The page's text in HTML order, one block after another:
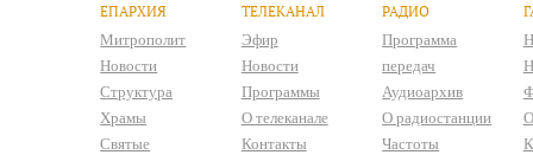
ЕПАРХИЯ
Митрополит
Новости
Структура
Храмы
Святые
ТЕЛЕКАНАЛ
Эфир
Новости
Программы
О телеканале
Контакты
РАДИО
Программа
передач
Аудиоархив
О радиостанции
Частоты